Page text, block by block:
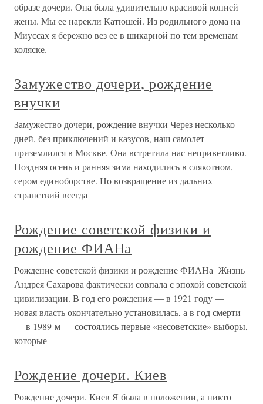
образе дочери. Она была удивительно красивой копией
жены. Мы ее нарекли Катюшей. Из родильного дома на
Миуссах я бережно вез ее в шикарной по тем временам
коляске.
Замужество дочери, рождение
внучки
Замужество дочери, рождение внучки Через несколько
дней, без приключений и казусов, наш самолет
приземлился в Москве. Она встретила нас неприветливо.
Поздняя осень и ранняя зима находились в слякотном,
сером единоборстве. Но возвращение из дальних
странствий всегда
Рождение советской физики и
рождение ФИАНа
Рождение советской физики и рождение ФИАНа Жизнь
Андрея Сахарова фактически совпала с эпохой советской
цивилизации. В год его рождения — в 1921 году —
новая власть окончательно установилась, а в год смерти
— в 1989-м — состоялись первые «несоветские» выборы,
которые
Рождение дочери. Киев
Рождение дочери. Киев Я была в положении, а никто